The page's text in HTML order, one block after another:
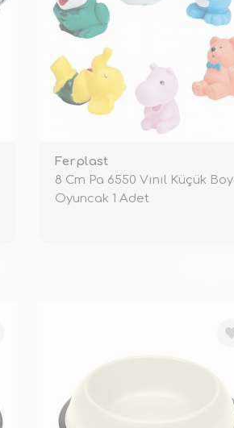
Ferplast
8 Cm Pa 6550 Vınıl Küçük Boy
Oyuncak 1 Adet